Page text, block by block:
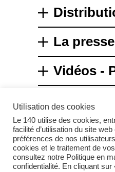
La
Vidéos -
Utilisation des cookies
Le 140 utilise des cookies,
facilité d’utilisation du site
préférences de nos
cookies et le traitement de
consultez notre Politique en
confidentialité. En cliquant